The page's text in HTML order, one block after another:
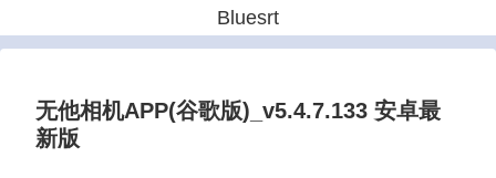
Bluesrt
无他相机APP(谷歌版)_v5.4.7.133 安卓最
新版